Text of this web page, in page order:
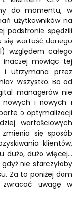
do momentu, w
użytkowników na
podstronie spędzili
się wartość danego
względem całego
inaczej mówiąc tej
i utrzymana przez
Wszystko. Bo od
managerów nie
nowych i nowych i
o optymalizacji
wartościowych
się sposób
klientów,
dużo, dużo więcej…
nie starczyłoby
Za to poniżej dam
uwagę w